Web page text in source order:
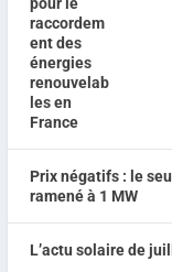
Prix négatifs : le
ramené à 1 MW
L’actu solaire de